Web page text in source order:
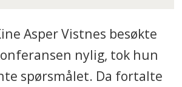
Asper Vistnes besøkte
nylig, tok hun
spørsmålet. Da fortalte